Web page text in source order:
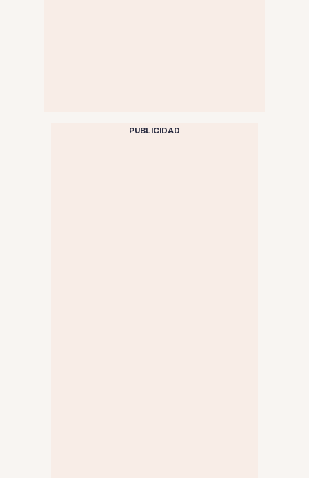
PUBLICIDAD